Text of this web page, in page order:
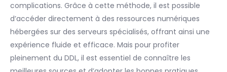
complications. Grâce à cette méthode, il est possible
d’accéder directement à des ressources numériques
hébergées sur des serveurs spécialisés, offrant ainsi une
expérience fluide et efficace. Mais pour profiter
pleinement du DDL, il est essentiel de connaître les